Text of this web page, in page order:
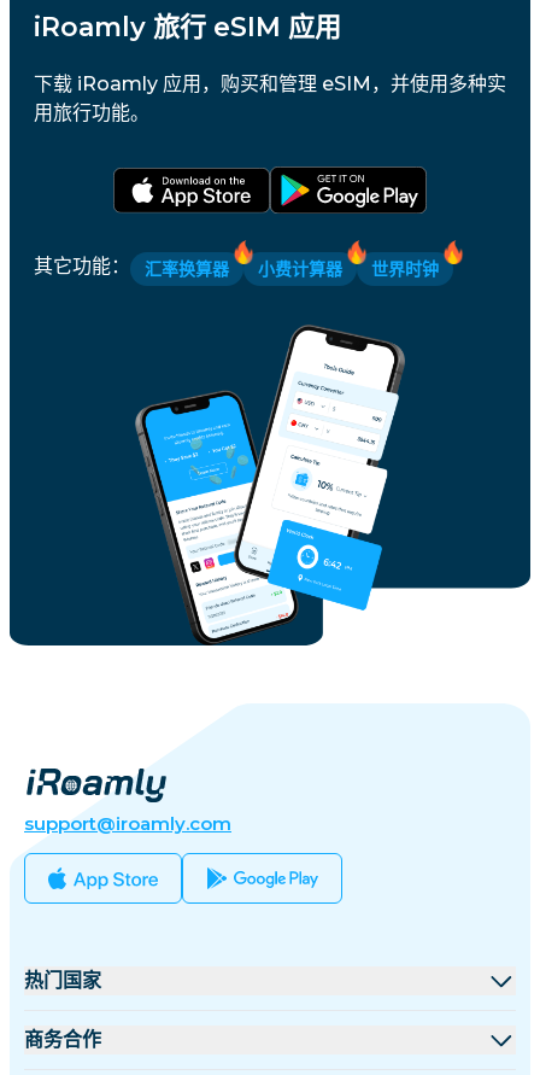
iRoamly 旅行 eSIM 应用
下载 iRoamly 应用，购买和管理 eSIM，并使用多种实
用旅行功能。
其它功能： 汇率换算器 小费计算器 世界时钟
support@iroamly.com
热门国家
美国
商务合作